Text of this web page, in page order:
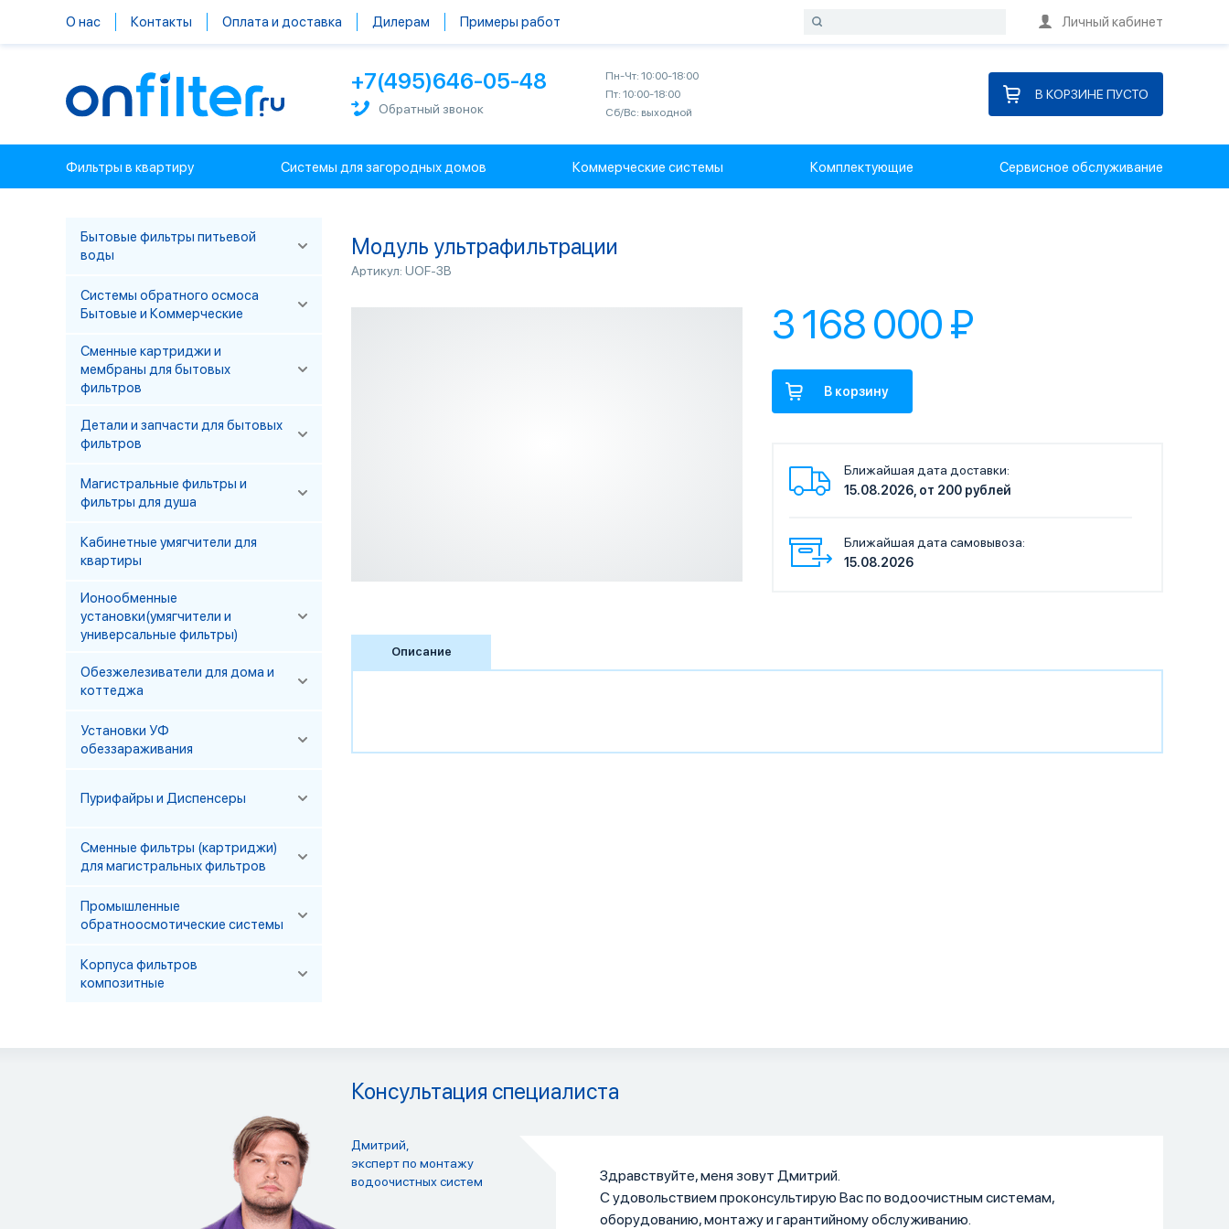
О нас Контакты Оплата и доставка Дилерам Примеры работ Личный кабинет
+7(495)646-05-48
Обратный звонок
Пн-Чт: 10:00-18:00
Пт: 10:00-18:00
Сб/Вс: выходной
В КОРЗИНЕ ПУСТО
Фильтры в квартиру Системы для загородных домов Коммерческие системы Комплектующие Сервисное обслуживание
Модуль ультрафильтрации
Артикул: UOF-3B
3 168 000 ₽
Ближайшая дата доставки:
15.08.2026, от 200 рублей
Ближайшая дата самовывоза:
15.08.2026
Описание
Бытовые фильтры питьевой
воды
Системы обратного осмоса
Бытовые и Коммерческие
Сменные картриджи и
мембраны для бытовых
фильтров
Детали и запчасти для бытовых
фильтров
Магистральные фильтры и
фильтры для душа
Кабинетные умягчители для
квартиры
Ионообменные
установки(умягчители и
универсальные фильтры)
Обезжелезиватели для дома и
коттеджа
Установки УФ
обеззараживания
Пурифайры и Диспенсеры
Сменные фильтры (картриджи)
для магистральных фильтров
Промышленные
обратноосмотические системы
Корпуса фильтров
композитные
Консультация специалиста
Дмитрий,
эксперт по монтажу
водоочистных систем
Здравствуйте, меня зовут Дмитрий.
С удовольствием проконсультирую Вас по водоочистным системам,
оборудованию, монтажу и гарантийному обслуживанию.